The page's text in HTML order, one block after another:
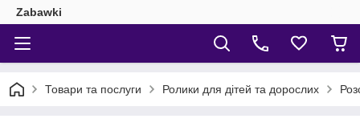
Zabawki
Товари та послуги Ролики для дітей та дорослих